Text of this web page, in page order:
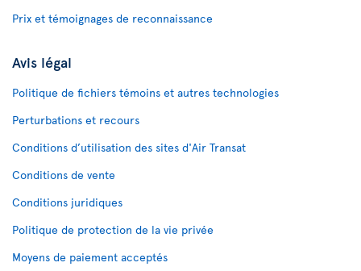
Prix et témoignages de reconnaissance
Avis légal
Politique de fichiers témoins et autres technologies
Perturbations et recours
Conditions d’utilisation des sites d'Air Transat
Conditions de vente
Conditions juridiques
Politique de protection de la vie privée
Moyens de paiement acceptés